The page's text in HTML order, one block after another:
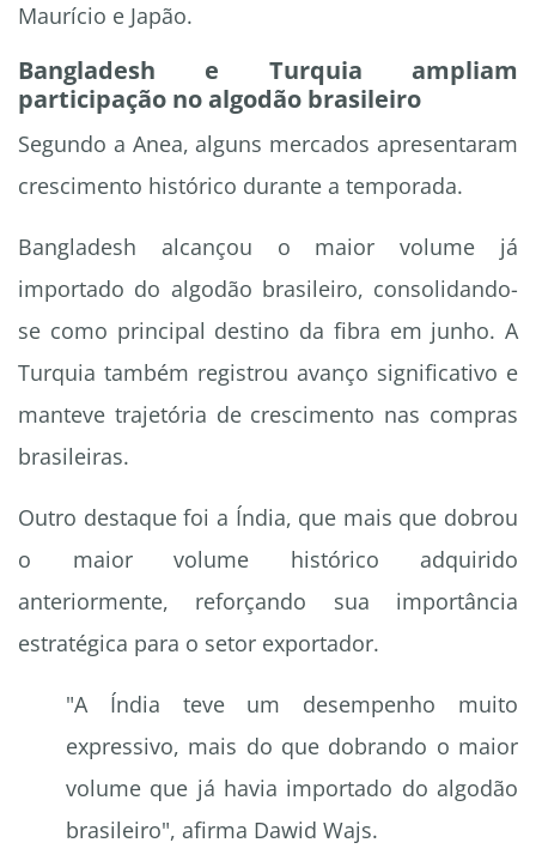
Maurício e Japão.
Bangladesh e Turquia ampliam
participação no algodão brasileiro
Segundo a Anea, alguns mercados apresentaram
crescimento histórico durante a temporada.
Bangladesh alcançou o maior volume já
importado do algodão brasileiro, consolidando-
se como principal destino da fibra em junho. A
Turquia também registrou avanço significativo e
manteve trajetória de crescimento nas compras
brasileiras.
Outro destaque foi a Índia, que mais que dobrou
o maior volume histórico adquirido
anteriormente, reforçando sua importância
estratégica para o setor exportador.
"A Índia teve um desempenho muito
expressivo, mais do que dobrando o maior
volume que já havia importado do algodão
brasileiro", afirma Dawid Wajs.